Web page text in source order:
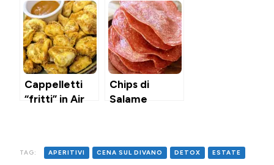
Formaggio &
Cipolle al
forno
Cappelletti
“fritti” in Air
Chips di
Salame
TAG: APERITIVI CENA SUL DIVANO DETOX ESTATE